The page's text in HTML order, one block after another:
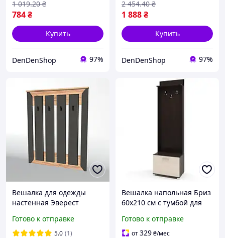
784₴
1 019.20 ₴
Купить
DenDenShop 97%
1 888₴
2 454.40 ₴
Купить
DenDenShop 97%
Вешалка для одежды
настенная Эверест
Графит + Дуб крафт
золотой Стильная
Готово к отправке
5.0 (1)
Вешалка напольная Бриз
60х210 см с тумбой для
головных уборов Венге
Дуб молочный
Готово к отправке
от329₴/мес